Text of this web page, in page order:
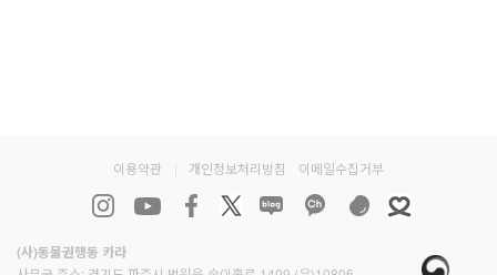
이용약관 개인정보처리방침 이메일수집거부
(사)동물권행동 카라